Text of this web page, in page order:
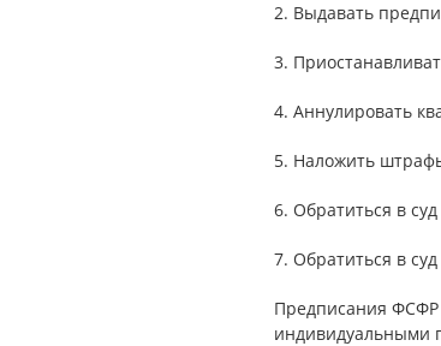
2. Выдавать
3.
4. Аннулировать
5. Наложить
6. Обратиться в
7. Обратиться в
Предписания ФСФР
индивидуальными